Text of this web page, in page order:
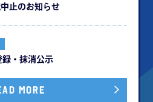
⽌のお知らせ
・抹消公示
MORE